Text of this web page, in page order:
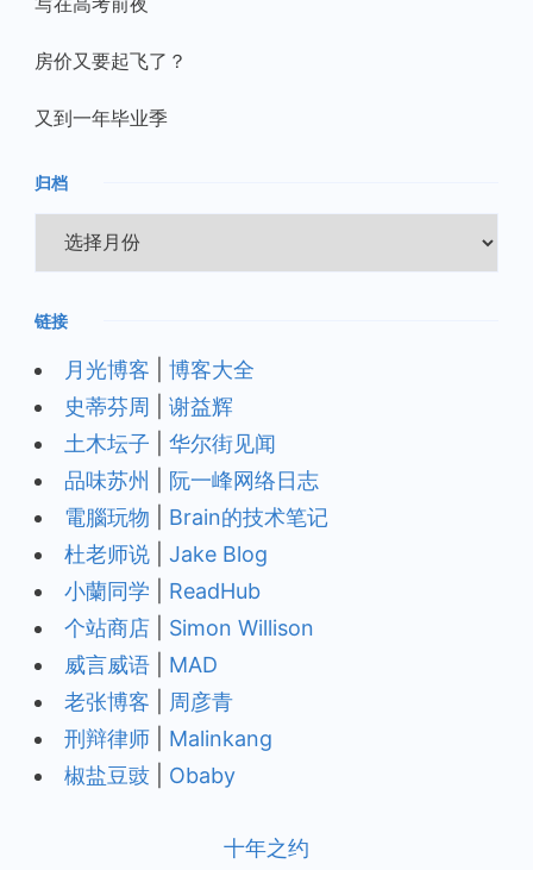
房价又要起飞了？
又到一年毕业季
归档
档
链接
月光博客
博客大全
史蒂芬周
谢益辉
土木坛子
华尔街见闻
品味苏州
阮一峰网络日志
電腦玩物
Brain的技术笔记
杜老师说
Jake Blog
小蘭同学
ReadHub
个站商店
Simon Willison
威言威语
MAD
老张博客
周彦青
刑辩律师
Malinkang
椒盐豆豉
Obaby
十年之约